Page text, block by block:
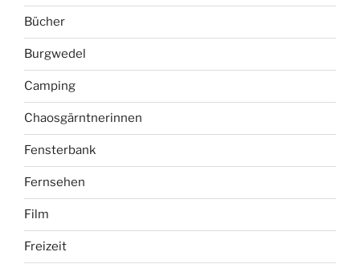
Bücher
Burgwedel
Camping
Chaosgärntnerinnen
Fensterbank
Fernsehen
Film
Freizeit